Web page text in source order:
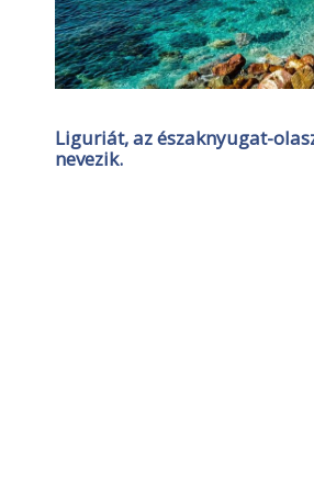
Liguriát, az északnyugat-
nevezik.